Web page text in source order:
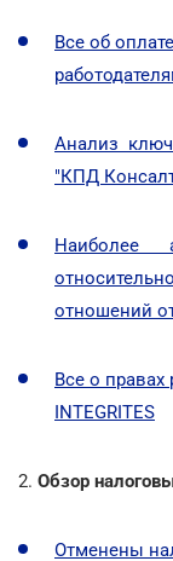
Все об
Анализ
"КПД
Наиболее
отношений
Все о
INTEGRITES
2. Обзор
Отменены